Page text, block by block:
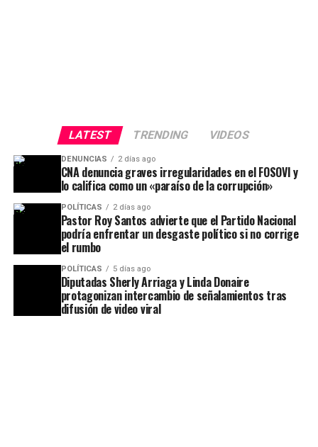
LATEST TRENDING VIDEOS
DENUNCIAS 2 días ago
CNA denuncia graves irregularidades en el FOSOVI y
lo califica como un «paraíso de la corrupción»
POLÍTICAS 2 días ago
Pastor Roy Santos advierte que el Partido Nacional
podría enfrentar un desgaste político si no corrige
el rumbo
POLÍTICAS 5 días ago
Diputadas Sherly Arriaga y Linda Donaire
protagonizan intercambio de señalamientos tras
difusión de video viral